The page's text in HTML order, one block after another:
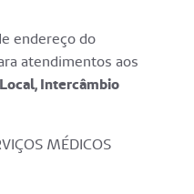
endereço do
atendimentos aos
Intercâmbio
MÉDICOS